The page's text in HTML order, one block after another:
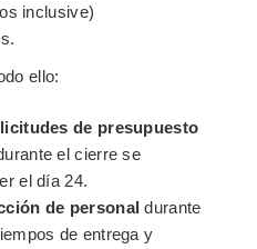
gran escala, acabados
masivo
en retail o exportación
escala
close in:
inclusive)
ello:
de presupuesto
el cierre se
el día 24.
de personal durante
de entrega y